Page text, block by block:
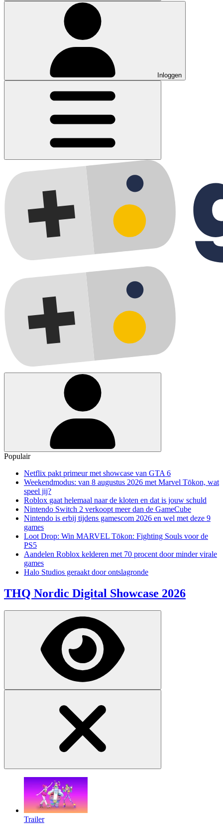
Inloggen
Populair
Netflix pakt primeur met showcase van GTA 6
Weekendmodus: van 8 augustus 2026 met Marvel Tōkon, wat
speel jij?
Roblox gaat helemaal naar de kloten en dat is jouw schuld
Nintendo Switch 2 verkoopt meer dan de GameCube
Nintendo is erbij tijdens gamescom 2026 en wel met deze 9
games
Loot Drop: Win MARVEL Tōkon: Fighting Souls voor de
PS5
Aandelen Roblox kelderen met 70 procent door minder virale
games
Halo Studios geraakt door ontslagronde
THQ Nordic Digital Showcase 2026
Trailer